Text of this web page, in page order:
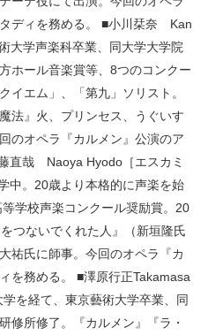
タディを務める。 ■小川栞奈 Kan
大学声楽科卒業、同大学大学院
ホール音楽賞等、8つのコンクー
イエム」、「第九」ソリスト。
法』火、プリンセス、うぐいす
のオペラ『カルメン』公演のア
直哉 Naoya Hyodo［エスカミ
中。20歳より本格的に声楽を始
学校声楽コンクール奨励賞。20
つないでくれた人』（新垣隆氏
祐氏に師事。今回のオペラ『カ
を務める。 ■澤原行正Takamasa
を経て、東京藝術大学卒業、同
修所修了。『カルメン』『ラ・